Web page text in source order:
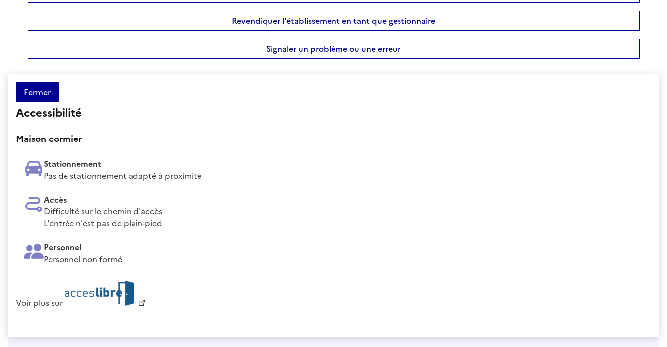
Revendiquer l'établissement en tant que gestionnaire
Signaler un problème ou une erreur
Fermer
Accessibilité
Maison cormier
Stationnement
Pas de stationnement adapté à proximité
Accès
Difficulté sur le chemin d'accès
L'entrée n'est pas de plain-pied
Personnel
Personnel non formé
Voir plus sur